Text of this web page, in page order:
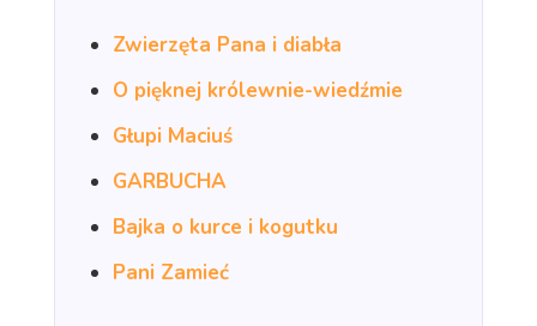
Zwierzęta Pana i diabła
O pięknej królewnie-wiedźmie
Głupi Maciuś
GARBUCHA
Bajka o kurce i kogutku
Pani Zamieć